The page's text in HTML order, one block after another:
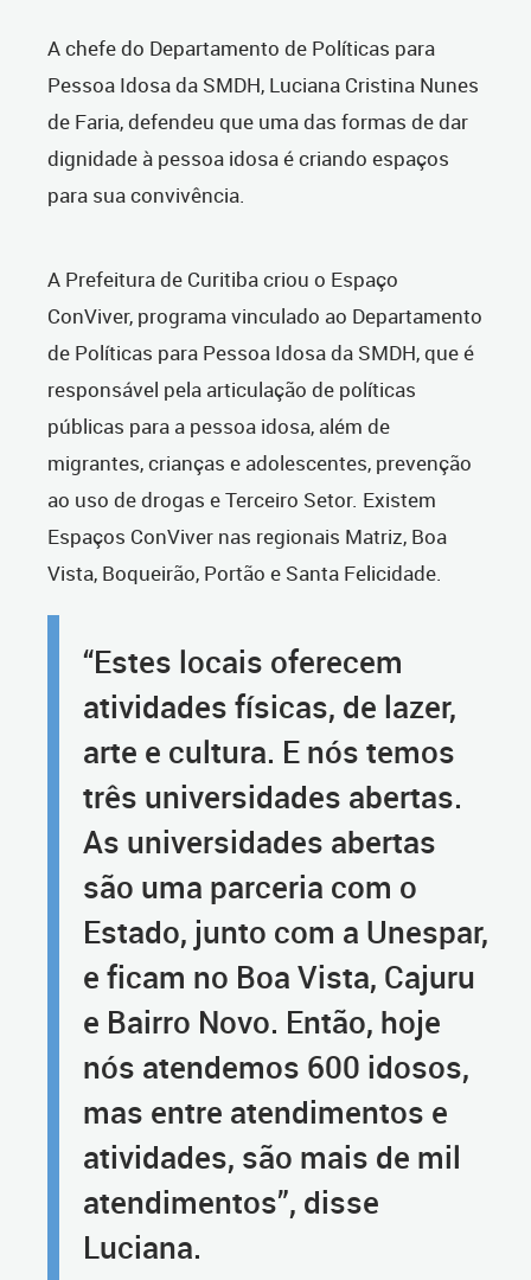
A chefe do Departamento de Políticas para
Pessoa Idosa da SMDH, Luciana Cristina Nunes
de Faria, defendeu que uma das formas de dar
dignidade à pessoa idosa é criando espaços
para sua convivência.
A Prefeitura de Curitiba criou o Espaço
ConViver, programa vinculado ao Departamento
de Políticas para Pessoa Idosa da SMDH, que é
responsável pela articulação de políticas
públicas para a pessoa idosa, além de
migrantes, crianças e adolescentes, prevenção
ao uso de drogas e Terceiro Setor. Existem
Espaços ConViver nas regionais Matriz, Boa
Vista, Boqueirão, Portão e Santa Felicidade.
“Estes locais oferecem
atividades físicas, de lazer,
arte e cultura. E nós temos
três universidades abertas.
As universidades abertas
são uma parceria com o
Estado, junto com a Unespar,
e ficam no Boa Vista, Cajuru
e Bairro Novo. Então, hoje
nós atendemos 600 idosos,
mas entre atendimentos e
atividades, são mais de mil
atendimentos”, disse
Luciana.